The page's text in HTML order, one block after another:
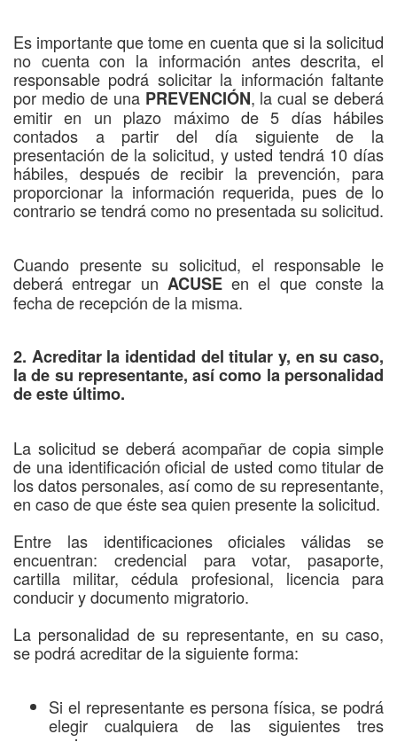
Es importante que tome en cuenta que si la solicitud
no cuenta con la información antes descrita, el
responsable podrá solicitar la información faltante
por medio de una PREVENCIÓN, la cual se deberá
emitir en un plazo máximo de 5 días hábiles
contados a partir del día siguiente de la
presentación de la solicitud, y usted tendrá 10 días
hábiles, después de recibir la prevención, para
proporcionar la información requerida, pues de lo
contrario se tendrá como no presentada su solicitud.
Cuando presente su solicitud, el responsable le
deberá entregar un ACUSEen el que conste la
fecha de recepción de la misma.
2. Acreditar la identidad del titular y, en su caso,
la de su representante, así como la personalidad
de este último.
La solicitud se deberá acompañar de copia simple
de una identificación oficial de usted como titular de
los datos personales, así como de su representante,
en caso de que éste sea quien presente la solicitud.
Entre las identificaciones oficiales válidas se
encuentran: credencial para votar, pasaporte,
cartilla militar, cédula profesional, licencia para
conducir y documento migratorio.
La personalidad de su representante, en su caso,
se podrá acreditar de la siguiente forma:
Si el representante es persona física, se podrá
elegir cualquiera de las siguientes tres